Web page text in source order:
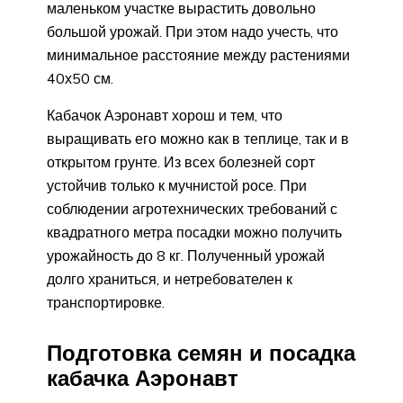
маленьком участке вырастить довольно
большой урожай. При этом надо учесть, что
минимальное расстояние между растениями
40х50 см.
Кабачок Аэронавт хорош и тем, что
выращивать его можно как в теплице, так и в
открытом грунте. Из всех болезней сорт
устойчив только к мучнистой росе. При
соблюдении агротехнических требований с
квадратного метра посадки можно получить
урожайность до 8 кг. Полученный урожай
долго храниться, и нетребователен к
транспортировке.
Подготовка семян и посадка
кабачка Аэронавт